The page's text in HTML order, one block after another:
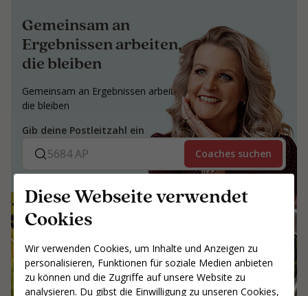
Diese Webseite verwendet
Cookies
Wir verwenden Cookies, um Inhalte und Anzeigen zu
personalisieren, Funktionen für soziale Medien anbieten
zu können und die Zugriffe auf unsere Website zu
analysieren. Du gibst die Einwilligung zu unseren Cookies,
Gemeinsam an
Ergebnissen arbeiten,
die bleiben
Gemeinsam an Ergebnissen arbeiten,
die bleiben
Gib deine Postleitzahl ein
Coaches suchen